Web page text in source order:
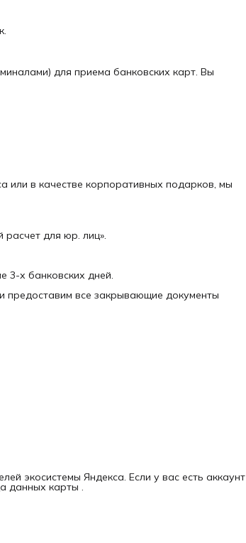
для приема банковских карт. Вы
или в качестве корпоративных подарков, мы
для юр. лиц».
3-х банковских дней.
предоставим все закрывающие документы
экосистемы Яндекса. Если у вас есть аккаунт
данных карты .